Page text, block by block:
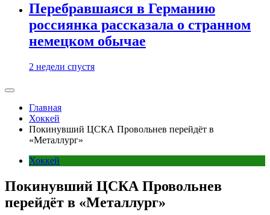
Перебравшаяся в Германию
россиянка рассказала о странном
немецком обычае
2 недели спустя
Главная
Хоккей
Покинувший ЦСКА Провольнев перейдёт в
«Металлург»
Хоккей
Покинувший ЦСКА Провольнев
перейдёт в «Металлург»